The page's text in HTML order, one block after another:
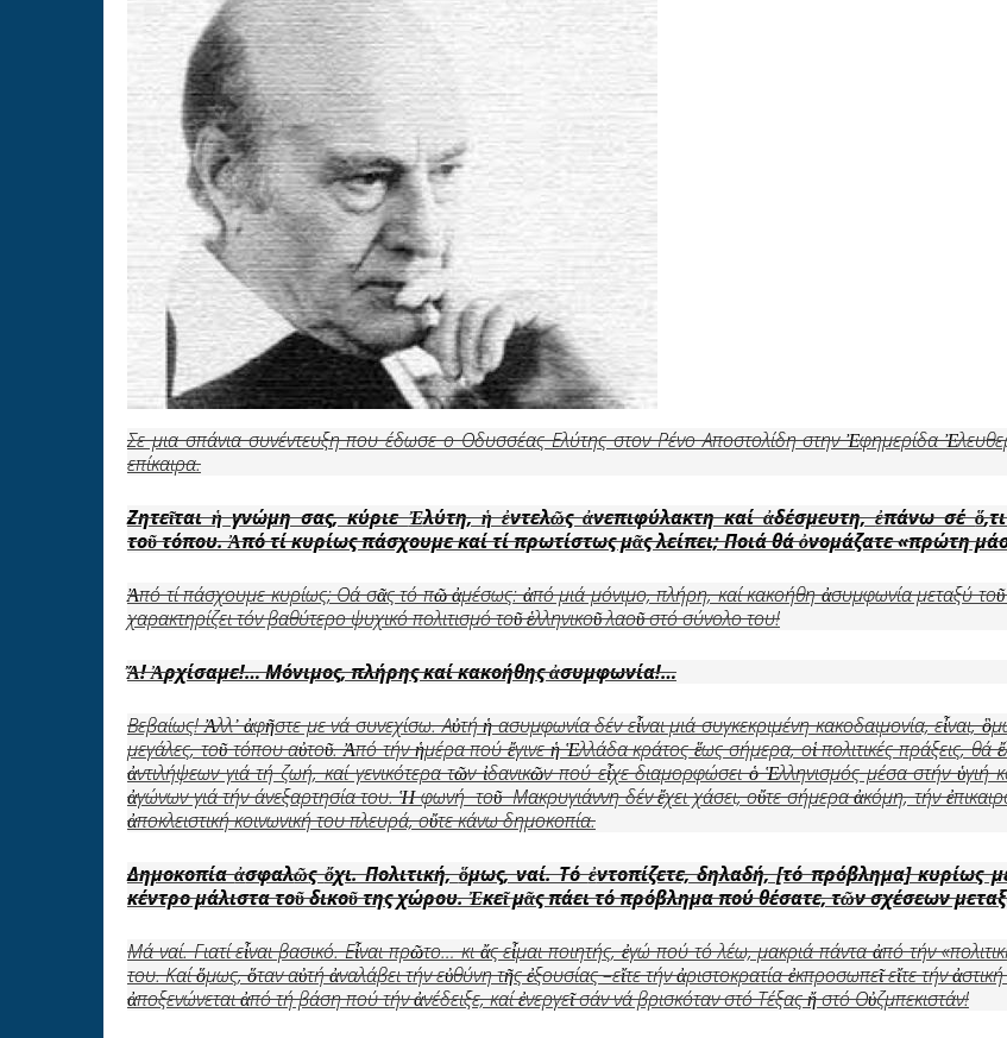
Σε μια σπάνια συνέντευξη που έδωσε ο Οδυσσέας Ελύτης στον Ρένο Αποστολίδη στην Ἐφημερίδα
επίκαιρα.
Ζητεῖταιἡγνώμη σας, κύριεἘλύτη,ἡἐντελῶςἀνεπιφύλακτη καίἀδέσμευτη,ἐπάνω σέὅ
τοῦτόπου.Ἀπό τί κυρίως πάσχουμε καί τί πρωτίστως μᾶς λείπει; Ποιά θάὀνομάζατε «πρώτη
Ἀπό τί πάσχουμε κυρίως; Θά σᾶς τό πῶ ἀμέσως: ἀπό μιά μόνιμο, πλήρη, καί κακοήθη ἀσυμφωνία μεταξύ τοῦ
χαρακτηρίζει τόν βαθύτερο ψυχικό πολιτισμό τοῦ ἑλληνικοῦ λαοῦ στό σύνολο του!
Ἄ!Ἀρχίσαμε!… Μόνιμος, πλήρης καί κακοήθηςἀσυμφωνία!…
Βεβαίως! Ἀλλ᾿ ἀφῆστε με νά συνεχίσω. Αὐτή ἡ ασυμφωνία δέν εἶναι μιά συγκεκριμένη κακοδαιμονία, εἶναι,
μεγάλες, τοῦ τόπου αὐτοῦ. Ἀπό τήν ἡμέρα πού ἔγινε ἡ Ἑλλάδα κράτος ἕως σήμερα, οἱ πολιτικές πράξεις, θά
ἀντιλήψεων γιά τή ζωή, καί γενικότερα τῶν ἰδανικῶν πού εἶχε διαμορφώσει ὁ Ἑλληνισμός μέσα στήν
ἀγώνων γιά τήν άνεξαρτησία του. Ἡ φωνή τοῦ Μακρυγιάννη δέν ἔχει χάσει, οὔτε σήμερα ἀκόμη, τήν
ἀποκλειστική κοινωνική του πλευρά, οὔτε κάνω δημοκοπία.
Δημοκοπίαἀσφαλῶςὄχι. Πολιτική,ὅμως, ναί. Τόἐντοπίζετε, δηλαδή, [τό πρόβλημα] κυρίως
κέντρο μάλιστα τοῦδικοῦτης χώρου.Ἐκεῖμᾶς πάει τό πρόβλημα πού θέσατε, τῶν σχέσεων
Μά ναί. Γιατί εἶναι βασικό. Εἶναι πρῶτο… κι ἄς εἶμαι ποιητής, ἐγώ πού τό λέω, μακριά πάντα ἀπό τήν
του. Καί ὅμως, ὅταν αὐτή ἀναλάβει τήν εὐθύνη τῆς ἐξουσίας –εἴτε τήν ἀριστοκρατία ἐκπροσωπεῖ εἴτε τήν
ἀποξενώνεται ἀπό τή βάση πού τήν ἀνέδειξε, καί ἐνεργεῖ σάν νά βρισκόταν στό Τέξας ἤ στό Οὐζμπεκιστάν!